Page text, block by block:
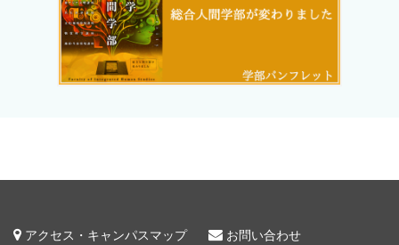
アクセス・キャンパスマップ
お問い合わせ